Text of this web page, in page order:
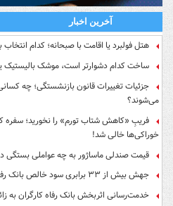
آخرین اخبار
هتل فولبرد یا اقامت با صبحانه؛ کدام
ساخت کدام دشوارتر است، موشک بالیستیک
جزئیات تغییرات قانون بازنشستگی؛ چه
می‌شوند؟
خوراکی‌ها خالی شد!
قیمت صندلی ماساژور به چه عواملی بستگی
جهش بیش از ۳۳ برابری سود خالص بانک رفاه کارگران در بهار ۱۴۰۵
خدمت‌رسانی اثربخش بانک رفاه کارگران به